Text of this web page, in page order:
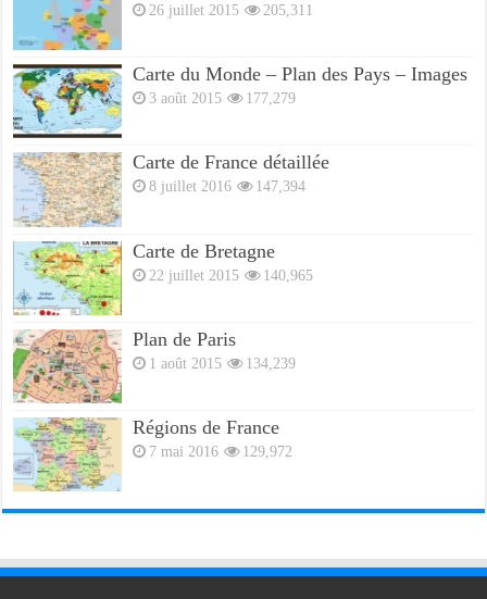
26 juillet 2015 205,311
Carte du Monde – Plan des Pays – Images
3 août 2015 177,279
Carte de France détaillée
8 juillet 2016 147,394
Carte de Bretagne
22 juillet 2015 140,965
Plan de Paris
1 août 2015 134,239
Régions de France
7 mai 2016 129,972